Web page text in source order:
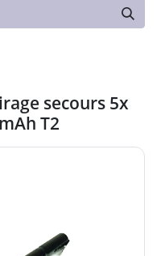
secours 5x
T2